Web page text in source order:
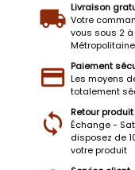
Livraison
Votre
vous sous 2 à
Paiement
Les moyens
totalement
Retour
Échange -
disposez de
votre produit